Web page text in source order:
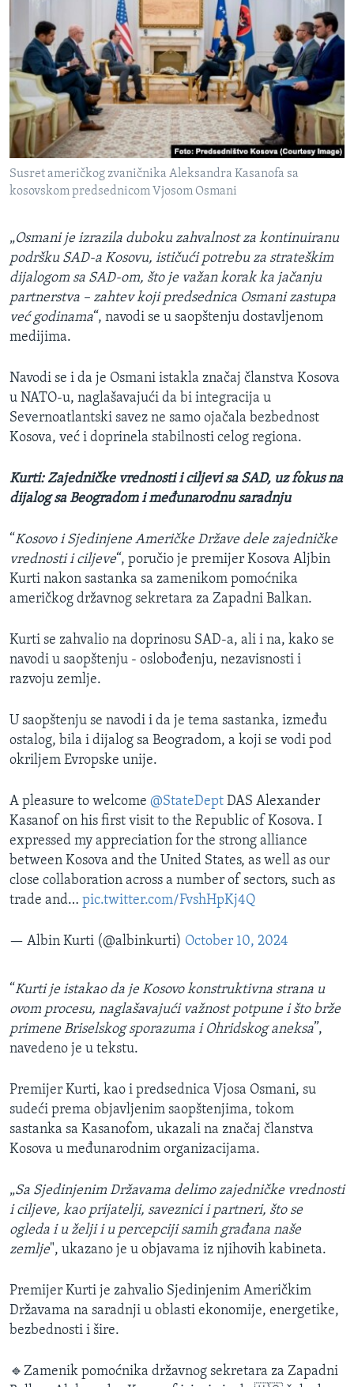
Susret američkog zvaničnika Aleksandra Kasanofa sa
kosovskom predsednicom Vjosom Osmani
„Osmani je izrazila duboku zahvalnost za kontinuiranu
podršku SAD-a Kosovu, ističući potrebu za strateškim
dijalogom sa SAD-om, što je važan korak ka jačanju
partnerstva – zahtev koji predsednica Osmani zastupa
već godinama“, navodi se u saopštenju dostavljenom
medijima.
Navodi se i da je Osmani istakla značaj članstva Kosova
u NATO-u, naglašavajući da bi integracija u
Severnoatlantski savez ne samo ojačala bezbednost
Kosova, već i doprinela stabilnosti celog regiona.
Kurti: Zajedničke vrednosti i ciljevi sa SAD, uz fokus na
dijalog sa Beogradom i međunarodnu saradnju
“Kosovo i Sjedinjene Američke Države dele zajedničke
vrednosti i ciljeve“, poručio je premijer Kosova Aljbin
Kurti nakon sastanka sa zamenikom pomoćnika
američkog državnog sekretara za Zapadni Balkan.
Kurti se zahvalio na doprinosu SAD-a, ali i na, kako se
navodi u saopštenju - oslobođenju, nezavisnosti i
razvoju zemlje.
U saopštenju se navodi i da je tema sastanka, između
ostalog, bila i dijalog sa Beogradom, a koji se vodi pod
okriljem Evropske unije.
A pleasure to welcome @StateDept DAS Alexander
Kasanof on his first visit to the Republic of Kosova. I
expressed my appreciation for the strong alliance
between Kosova and the United States, as well as our
close collaboration across a number of sectors, such as
trade and… pic.twitter.com/FvshHpKj4Q
— Albin Kurti (@albinkurti) October 10, 2024
“Kurti je istakao da je Kosovo konstruktivna strana u
ovom procesu, naglašavajući važnost potpune i što brže
primene Briselskog sporazuma i Ohridskog aneksa”,
navedeno je u tekstu.
Premijer Kurti, kao i predsednica Vjosa Osmani, su
sudeći prema objavljenim saopštenjima, tokom
sastanka sa Kasanofom, ukazali na značaj članstva
Kosova u međunarodnim organizacijama.
„Sa Sjedinjenim Državama delimo zajedničke vrednosti
i ciljeve, kao prijatelji, saveznici i partneri, što se
ogleda i u želji i u percepciji samih građana naše
zemlje", ukazano je u objavama iz njihovih kabineta.
Premijer Kurti je zahvalio Sjedinjenim Američkim
Državama na saradnji u oblasti ekonomije, energetike,
bezbednosti i šire.
🔹Zamenik pomoćnika državnog sekretara za Zapadni